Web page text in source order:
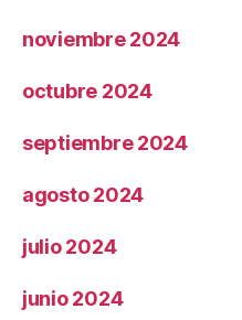
noviembre 2024
octubre 2024
septiembre 2024
agosto 2024
julio 2024
junio 2024